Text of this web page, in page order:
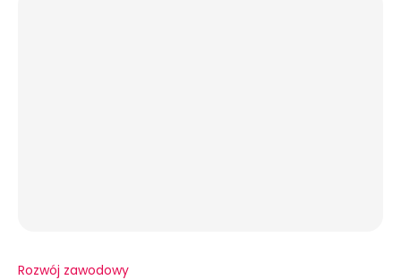
Rozwój zawodowy